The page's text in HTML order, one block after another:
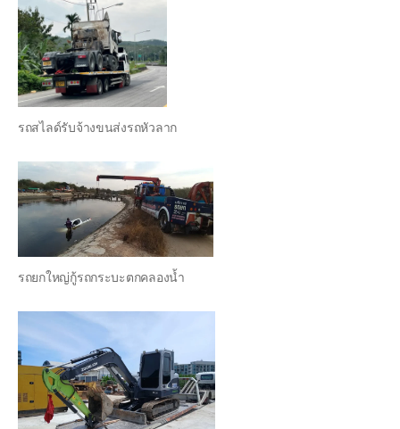
รถสไลด์รับจ้างขนส่งรถหัวลาก
รถยกใหญ่กู้รถกระบะตกคลองน้ำ